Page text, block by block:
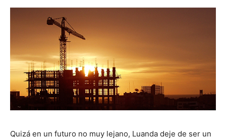
Quizá en un futuro no muy lejano, Luanda deje de ser un